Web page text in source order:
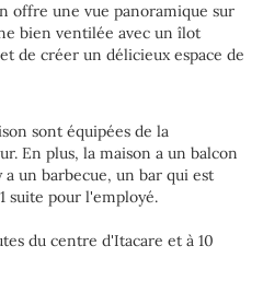
offre une vue panoramique sur
bien ventilée avec un îlot
de créer un délicieux espace de
sont équipées de la
En plus, la maison a un balcon
un barbecue, un bar qui est
suite pour l'employé.
du centre d'Itacare et à 10